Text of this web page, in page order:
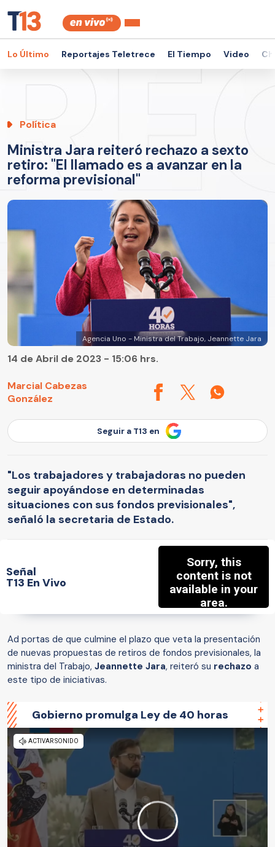
Lo Último Reportajes Teletrece El Tiempo Video
Política
Ministra Jara reiteró rechazo a sexto
retiro: "El llamado es a avanzar en la
reforma previsional"
Agencia Uno - Ministra del Trabajo, Jeannette Jara
Marcial Cabezas
González
14 de Abril de 2023 - 15:06 hrs.
Seguir a T13 en
"Los trabajadores y trabajadoras no pueden
seguir apoyándose en determinadas
situaciones con sus fondos previsionales",
señaló la secretaria de Estado.
Señal
T13 En Vivo
Ad portas de que culmine el plazo que veta la presentación
de nuevas propuestas de retiros de fondos previsionales, la
ministra del Trabajo, Jeannette Jara, reiteró su rechazo a
este tipo de iniciativas.
Gobierno promulga Ley de 40 horas